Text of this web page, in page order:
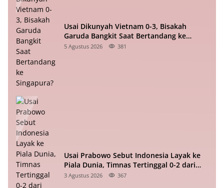
Usai Dikunyah Vietnam 0-3, Bisakah
Garuda Bangkit Saat Bertandang ke
Singapura?
5 Agustus 2026 381
Usai Prabowo Sebut Indonesia Layak ke
Piala Dunia, Timnas Tertinggal 0-2 dari
Vietnam Babak I Piala ASEAN
3 Agustus 2026 367